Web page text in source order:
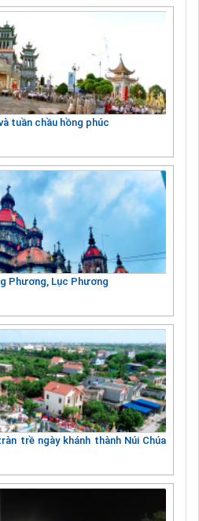
tuần chầu hồng phúc
Phương, Lục Phương
trề ngày khánh thành Núi Chúa